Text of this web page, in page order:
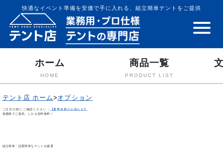
快適なイベント準備を安価で手に入れる、組立簡単テントをご提供
ホーム
HOME
商品一覧
PRODUCT LIST
テント店 ホーム>オプション
ご注文の前にご確認ください→ 【夏季休業のお知らせ】
低価格でご提供。しかも送料無料！
組立簡単・設置簡単なテントを厳選